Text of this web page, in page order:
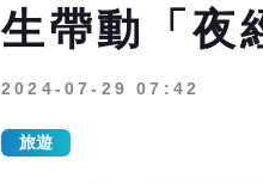
生帶動「夜
2024-07-29 07:42
旅遊